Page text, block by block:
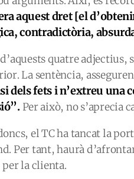
aquest dret [el
contradictòria,
quatre adjectius,
La sentència,
dels fets i n’extreu una
Per això, no s’aprecia
el TC ha tancat la
Per tant, haurà
per la clienta.